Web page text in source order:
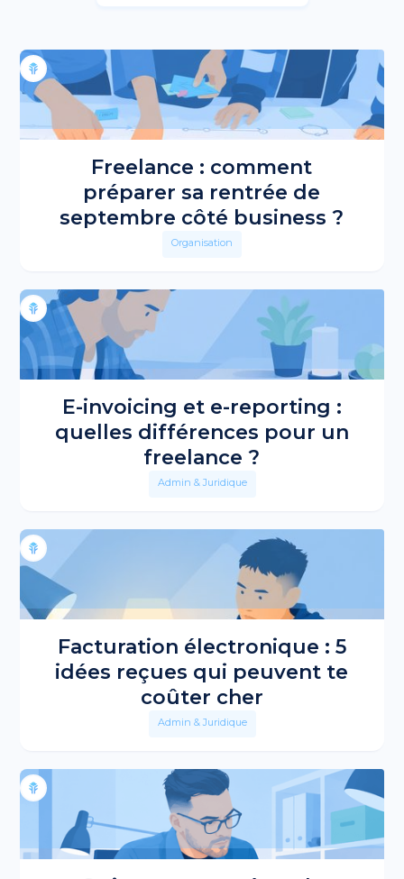
Freelance : comment
préparer sa rentrée de
septembre côté business ?
Organisation
E-invoicing et e-reporting :
quelles différences pour un
freelance ?
Admin & Juridique
Facturation électronique : 5
idées reçues qui peuvent te
coûter cher
Admin & Juridique